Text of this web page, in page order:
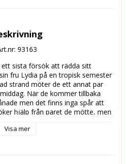
93163
sista försök att rädda sitt
fru Lydia på en tropisk semester
strand möter de ett annat par
När de kommer tillbaka
men det finns inga spår att
hjälp från paret de mötte, men
att lita på måste nu paret kämpa
Visa mer